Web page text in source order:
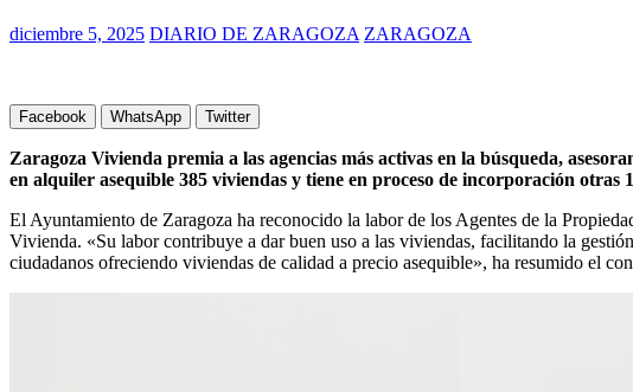
diciembre 5, 2025 DIARIO DE ZARAGOZA ZARAGOZA
Facebook WhatsApp Twitter
Zaragoza Vivienda premia a las agencias más activas en la búsqueda,
en alquiler asequible 385 viviendas y tiene en proceso de incorporación otras
El Ayuntamiento de Zaragoza ha reconocido la labor de los Agentes de la
Vivienda. «Su labor contribuye a dar buen uso a las viviendas, facilitando la
ciudadanos ofreciendo viviendas de calidad a precio asequible», ha resumido el